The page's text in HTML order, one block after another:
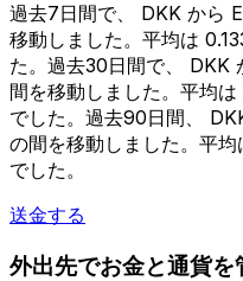
過去7日間で、 DKK から
移動しました。平均は
た。過去30日間で、 DKK
間を移動しました。平均
でした。過去90日間、
の間を移動しました。平
でした。
送金する
外出先でお金と通貨を